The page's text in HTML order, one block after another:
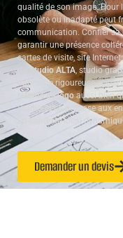
qualité de son image. Pour
obsolète ou inadapté peut
communication. Confier sa
garantir une présence
cartes de visite, site
Studio ALTA, studio
approche rigoureuse et
refonte de logoaussi bien
Studio ALTA propose aux
un contexte local
Demander un devis